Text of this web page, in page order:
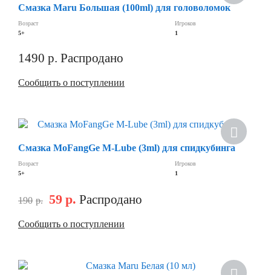
Смазка Maru Большая (100ml) для головоломок
Возраст
5+
Игроков
1
1490 р. Распродано
Сообщить о поступлении
Смазка MoFangGe M-Lube (3ml) для спидкубинга
Возраст
5+
Игроков
1
190 р. 59 р. Распродано
Сообщить о поступлении